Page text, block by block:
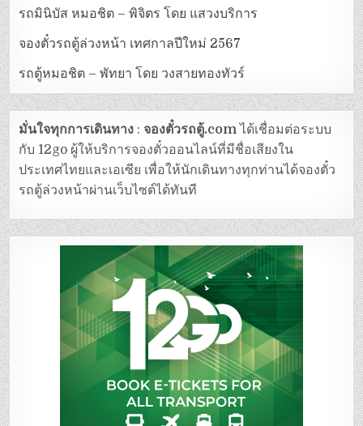
รถมินิบัส หมอชิต – พิจิตร โดย แสวงบริการ
จองตั๋วรถตู้ล่วงหน้า เทศกาลปีใหม่ 2567
รถตู้หมอชิต – พัทยา โดย วงสายทองทัวร์
มั่นใจทุกการเดินทาง :จองตั๋วรถตู้.comได้เชื่อมต่อระบบ
กับ 12go ผู้ให้บริการจองตั๋วออนไลน์ที่มีชื่อเสียงใน
ประเทศไทยและเอเซีย เพื่อให้นักเดินทางทุกท่านได้จองตั๋ว
รถตู้ล่วงหน้าผ่านเว็บไซต์ได้ทันที